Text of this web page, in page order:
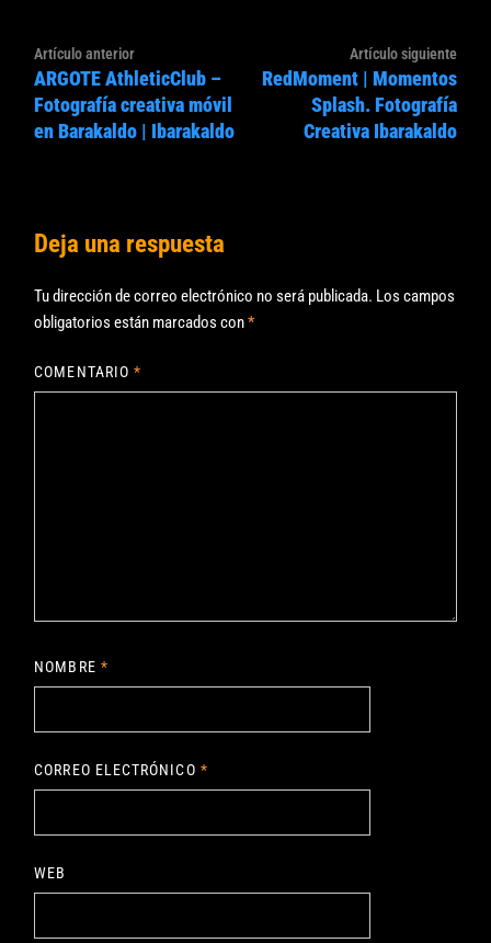
Navegación
de
entradas
Artículo anteriorArtículo
anterior:
ARGOTE AthleticClub –
Fotografía creativa móvil
en Barakaldo | Ibarakaldo
Artículo siguiente
RedMoment | Momentos
Splash. Fotografía
Creativa Ibarakaldo
Deja una respuesta
Tu dirección de correo electrónico no será publicada. Los campos
obligatorios están marcados con*
COMENTARIO*
NOMBRE *
CORREO ELECTRÓNICO *
WEB